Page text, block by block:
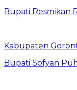
Bupati Resmikan
Kabupaten
Bupati Sofyan